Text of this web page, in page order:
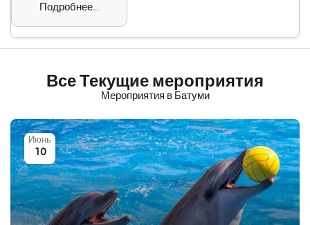
Подробнее...
Все Текущие мероприятия
Мероприятия в Батуми
Июнь
10